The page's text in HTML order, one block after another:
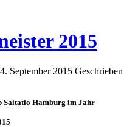
2015
September 2015 Geschrieben
Saltatio Hamburg im Jahr